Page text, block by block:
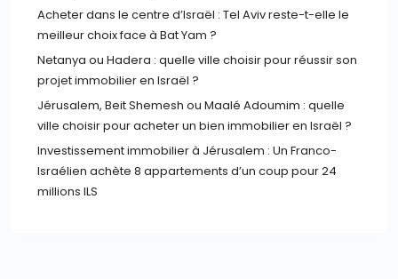
Acheter dans le centre d’Israël : Tel Aviv reste-t-elle le
meilleur choix face à Bat Yam ?
Netanya ou Hadera : quelle ville choisir pour réussir son
projet immobilier en Israël ?
Jérusalem, Beit Shemesh ou Maalé Adoumim : quelle
ville choisir pour acheter un bien immobilier en Israël ?
Investissement immobilier à Jérusalem : Un Franco-
Israélien achète 8 appartements d’un coup pour 24
millions ILS